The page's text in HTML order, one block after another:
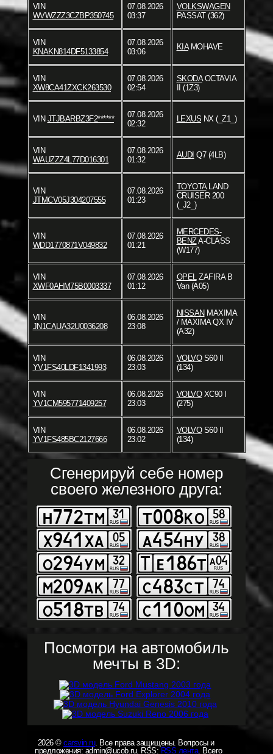
VIN
WVWZZZ3CZBP350745
07.08.2026
03:37
VOLKSWAGEN
PASSAT (362)
VIN
KNAKN814DF5133854
07.08.2026
03:06
KIAMOHAVE
VIN
XW8CA41ZXCK263530
07.08.2026
02:54
SKODAOCTAVIA
II (1Z3)
VIN JTJBARBZ3F2******
07.08.2026
02:32
LEXUS NX (_Z1_)
VIN
WAUZZZ4L77D016301
07.08.2026
01:32
AUDI Q7 (4LB)
VIN
JTMCV05J304207555
07.08.2026
01:23
TOYOTALAND
CRUISER 200
(_J2_)
VIN
WDD1770871V049832
07.08.2026
01:21
MERCEDES-
BENZA-CLASS
(W177)
VIN
XWF0AHM75B0003337
07.08.2026
01:12
OPEL
ZAFIRA B
Van (A05)
VIN
JN1CAUA32U0036208
06.08.2026
23:08
NISSAN MAXIMA
/ MAXIMA QX IV
(A32)
VIN
YV1FS40LDF1341993
06.08.2026
23:03
VOLVOS60 II
(134)
VIN
YV1CM595771409257
06.08.2026
23:03
VOLVOXC90 I
(275)
VIN
YV1FS485BC2127666
06.08.2026
23:02
VOLVOS60 II
(134)
Сгенерируй себе номер
своего железного друга:
Посмотри на автомобиль
мечты в 3D:
2026 © carsvin.ru. Все права защищены. Вопросы и
предложения: admin@ucob.ru. RSS: RSS лента. Всего